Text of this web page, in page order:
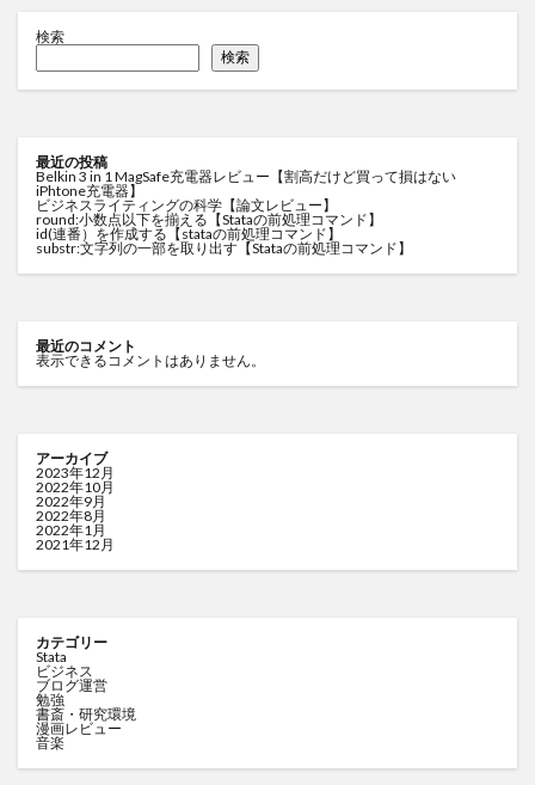
検索
検索
最近の投稿
Belkin 3 in 1 MagSafe充電器レビュー【割高だけど買って損はない
iPhtone充電器】
ビジネスライティングの科学【論文レビュー】
round:小数点以下を揃える【Stataの前処理コマンド】
id(連番）を作成する【stataの前処理コマンド】
substr:文字列の一部を取り出す【Stataの前処理コマンド】
最近のコメント
表示できるコメントはありません。
アーカイブ
2023年12月
2022年10月
2022年9月
2022年8月
2022年1月
2021年12月
カテゴリー
Stata
ビジネス
ブログ運営
勉強
書斎・研究環境
漫画レビュー
音楽